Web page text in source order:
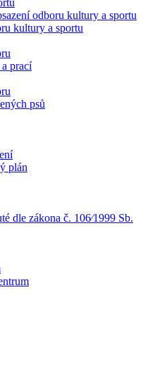
odboru kultury a sportu
kultury a sportu
prací
psů
plán
dle zákona č. 106⁄1999 Sb.